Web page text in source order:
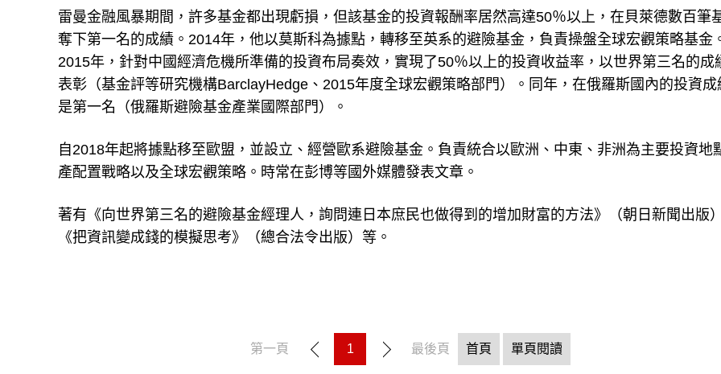
雷曼金融風暴期間，許多基金都出現虧損，但該基金的投資報酬率居然高達50％以上，在貝萊德數百筆
奪下第一名的成績。2014年，他以莫斯科為據點，轉移至英系的避險基金，負責操盤全球宏觀策略基金
2015年，針對中國經濟危機所準備的投資布局奏效，實現了50％以上的投資收益率，以世界第三名的成
表彰（基金評等研究機構BarclayHedge、2015年度全球宏觀策略部門）。同年，在俄羅斯國內的投資成
是第一名（俄羅斯避險基金產業國際部門）。
自2018年起將據點移至歐盟，並設立、經營歐系避險基金。負責統合以歐洲、中東、非洲為主要投資地
產配置戰略以及全球宏觀策略。時常在彭博等國外媒體發表文章。
著有《向世界第三名的避險基金經理人，詢問連日本庶民也做得到的增加財富的方法》（朝日新聞出版
《把資訊變成錢的模擬思考》（總合法令出版）等。
第一頁 1 最後頁 首頁 單頁閱讀